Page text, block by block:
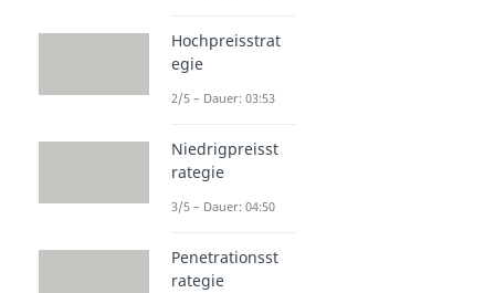
Hochpreisstrat
egie
2/5 – Dauer: 03:53
Niedrigpreisst
rategie
3/5 – Dauer: 04:50
Penetrationsst
rategie